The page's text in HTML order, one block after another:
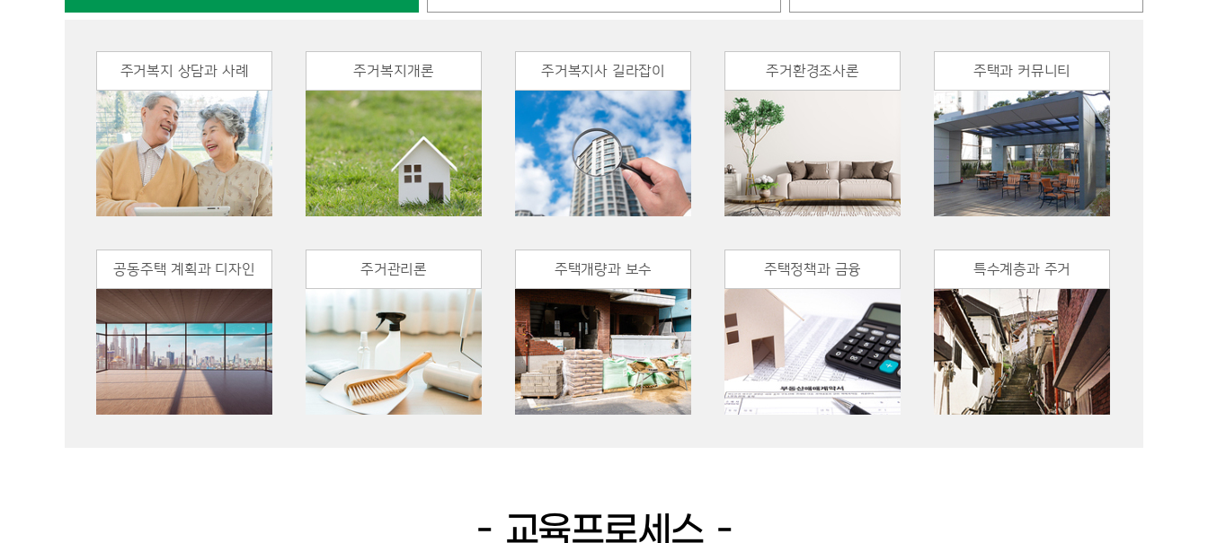
주거복지 상담과 사례 주거복지개론 주거복지사 길라잡이 주거환경조사론 주택과 커뮤니티
공동주택 계획과 디자인 주거관리론 주택개량과 보수 주택정책과 금융 특수계층과 주거
교육프로세스